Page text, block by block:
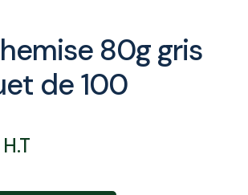
80g gris
de 100
H.T